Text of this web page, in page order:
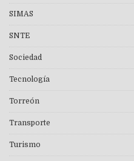
SIMAS
SNTE
Sociedad
Tecnología
Torreón
Transporte
Turismo